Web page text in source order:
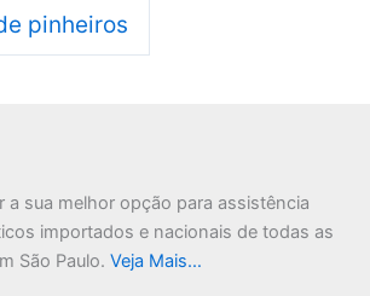
pinheiros
a sua melhor opção para assistência
importados e nacionais de todas as
São Paulo. Veja Mais…